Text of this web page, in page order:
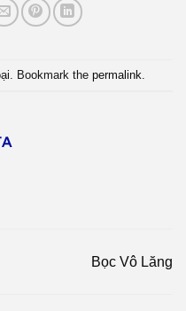
Bookmark the permalink
Bọc Vô Lăng